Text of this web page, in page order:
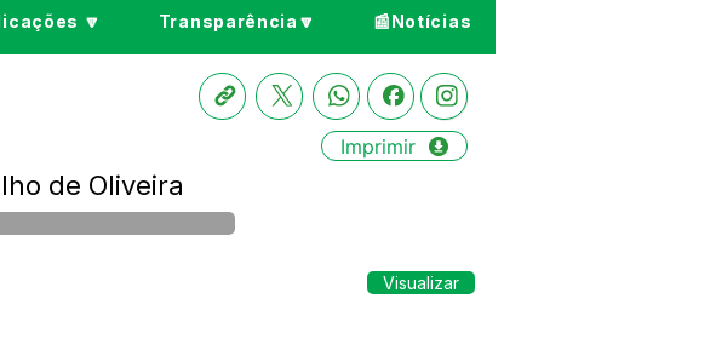
🔽 Transparência🔽 📰Notícias
Imprimir
de Oliveira
Visualizar